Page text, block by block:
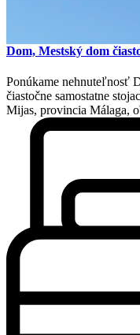
Dom, Mestský dom
Ponúkame nehnuteľnosť
čiastočne samostatne
Mijas, provincia Málaga,